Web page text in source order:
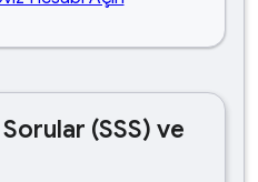
(SSS) ve